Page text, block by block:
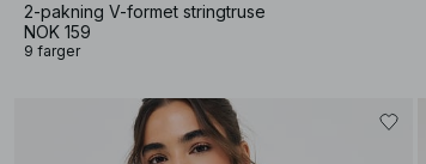
2-pakning V-formet stringtruse
NOK 159
9 farger